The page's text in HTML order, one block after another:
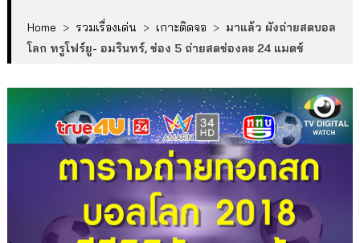
Home > รวมเรื่องเด่น > เกาะติดจอ > มาแล้ว ผังถ่ายสดบอล
โลก ทรูโฟร์ยู- อมรินทร์, ช่อง 5 ถ่ายสดช่องละ 24 แมตช์